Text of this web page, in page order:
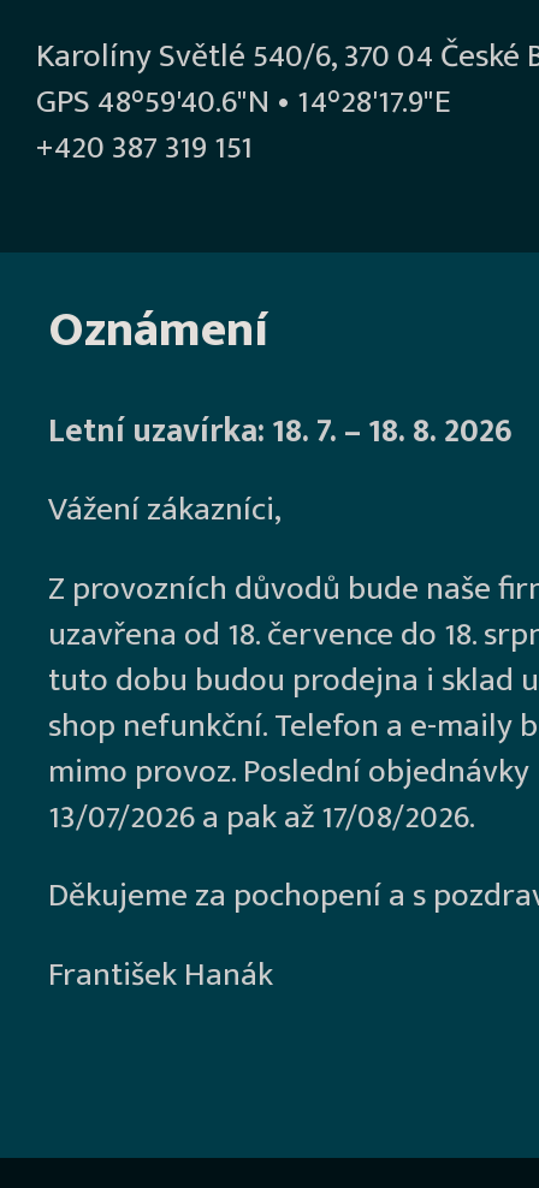
Karolíny Světlé 540/6, 370 04 České
GPS 48°59'40.6"N • 14°28'17.9"E
+420 387 319 151
Oznámení
Letní uzavírka: 18. 7. – 18. 8. 2026
Vážení zákazníci,
Z provozních důvodů bude naše
uzavřena od 18. července do 18.
tuto dobu budou prodejna i sklad
shop nefunkční. Telefon a e-maily
mimo provoz. Poslední
13/07/2026 a pak až 17/08/2026.
Děkujeme za pochopení a s
František Hanák